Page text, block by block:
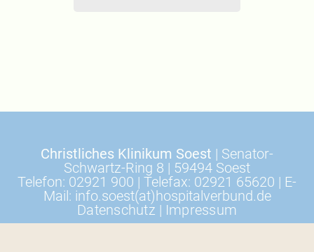
Christliches Klinikum Soest | Senator-
Schwartz-Ring 8 | 59494 Soest
Telefon: 02921 900 | Telefax: 02921 65620 | E-
Mail: info.soest(at)hospitalverbund.de
Datenschutz | Impressum